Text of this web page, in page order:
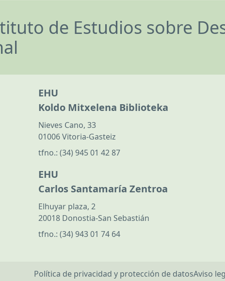
de Estudios sobre
EHU
Koldo Mitxelena Biblioteka
Nieves Cano, 33
01006 Vitoria-Gasteiz
tfno.: (34) 945 01 42 87
EHU
Carlos Santamaría Zentroa
Elhuyar plaza, 2
20018 Donostia-San Sebastián
tfno.: (34) 943 01 74 64
Política de privacidad y protección de datosAviso